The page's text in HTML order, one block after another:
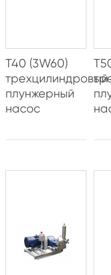
T40 (3W60)
трехцилиндровый
плунжерный
насос